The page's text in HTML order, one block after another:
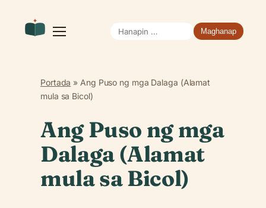
Buksan
ang
Hanapin
Portada » Ang Puso ng mga Dalaga (Alamat
mula sa Bicol)
Ang Puso ng mga
Dalaga (Alamat
mula sa Bicol)